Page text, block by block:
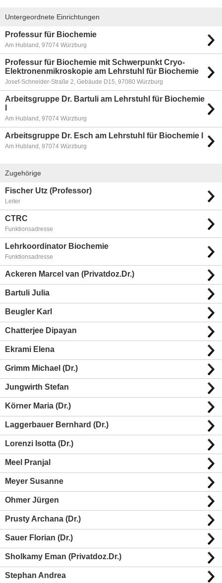
Untergeordnete Einrichtungen
Professur für Biochemie
Am Hubland, 97074 Würzburg
Professur für Biochemie mit Schwerpunkt Cryo-
Elektronenmikroskopie am Lehrstuhl für Biochemie
Josef-Schneider-Straße 2, Gebäude D15, 97080 Würzburg
Arbeitsgruppe Dr. Bartuli am Lehrstuhl für Biochemie
Am Hubland, 97074 Würzburg
Arbeitsgruppe Dr. Esch am Lehrstuhl für Biochemie I
Am Hubland, 97074 Würzburg
Zugehörige
Fischer Utz (Professor)
Leiter
CTRC
Funktionsadresse
Lehrkoordinator Biochemie
Funktionsadresse
Ackeren Marcel van (Privatdoz.Dr.)
Bartuli Julia
Beugler Karl
Chatterjee Dipayan
Ekrami Elena
Grimm Michael (Dr.)
Jungwirth Stefan
Körner Maria (Dr.)
Laggerbauer Bernhard (Dr.)
Lorenzi Isotta (Dr.)
Meel Pranjal
Meyer Susanne
Ohmer Jürgen
Prusty Archana (Dr.)
Sauer Florian (Dr.)
Sholkamy Eman (Privatdoz.Dr.)
Stephan Andrea